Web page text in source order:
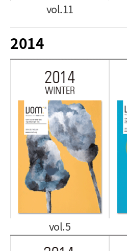
vol.11
2014
vol.5